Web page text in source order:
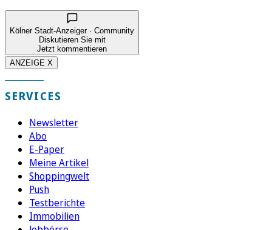
Kölner Stadt-Anzeiger · Community
Diskutieren Sie mit
Jetzt kommentieren
ANZEIGE X
SERVICES
Newsletter
Abo
E-Paper
Meine Artikel
Shoppingwelt
Push
Testberichte
Immobilien